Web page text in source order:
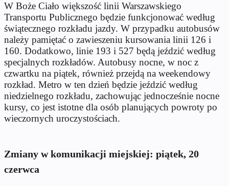
W Boże Ciało większość linii Warszawskiego
Transportu Publicznego będzie funkcjonować według
świątecznego rozkładu jazdy. W przypadku autobusów
należy pamiętać o zawieszeniu kursowania linii 126 i
160. Dodatkowo, linie 193 i 527 będą jeździć według
specjalnych rozkładów. Autobusy nocne, w noc z
czwartku na piątek, również przejdą na weekendowy
rozkład. Metro w ten dzień będzie jeździć według
niedzielnego rozkładu, zachowując jednocześnie nocne
kursy, co jest istotne dla osób planujących powroty po
wieczornych uroczystościach.
Zmiany w komunikacji miejskiej: piątek, 20
czerwca